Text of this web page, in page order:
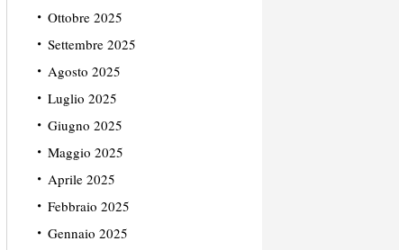
Ottobre 2025
Settembre 2025
Agosto 2025
Luglio 2025
Giugno 2025
Maggio 2025
Aprile 2025
Febbraio 2025
Gennaio 2025